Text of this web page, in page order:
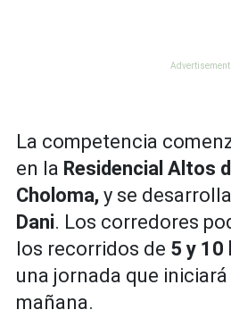
La competencia
en la Residencial Altos
Choloma, y se
Dani. Los corredores
los recorridos de 5 y
una jornada que iniciará
mañana.